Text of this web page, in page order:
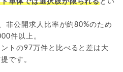
単体では選択肢が限られるとい
非公開求人比率が約80%のため
件以上。
トの97万件と比べると差は大
です。